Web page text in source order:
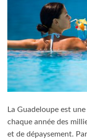
La Guadeloupe est
chaque année des
et de dépaysement.